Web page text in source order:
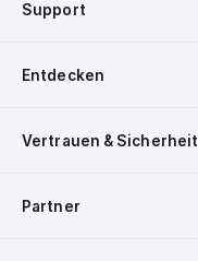
Support
Entdecken
Vertrauen & Sicherheit
Partner